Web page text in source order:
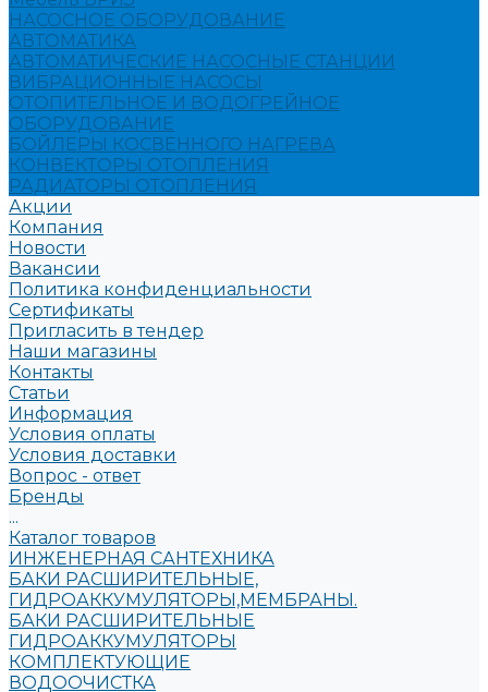
НАСОСНОЕ ОБОРУДОВАНИЕ
АВТОМАТИКА
АВТОМАТИЧЕСКИЕ НАСОСНЫЕ СТАНЦИИ
ВИБРАЦИОННЫЕ НАСОСЫ
ОТОПИТЕЛЬНОЕ И ВОДОГРЕЙНОЕ
ОБОРУДОВАНИЕ
БОЙЛЕРЫ КОСВЕННОГО НАГРЕВА
КОНВЕКТОРЫ ОТОПЛЕНИЯ
РАДИАТОРЫ ОТОПЛЕНИЯ
Акции
Компания
Новости
Вакансии
Политика конфиденциальности
Сертификаты
Пригласить в тендер
Наши магазины
Контакты
Статьи
Информация
Условия оплаты
Условия доставки
Вопрос - ответ
Бренды
...
Каталог товаров
ИНЖЕНЕРНАЯ САНТЕХНИКА
БАКИ РАСШИРИТЕЛЬНЫЕ,
ГИДРОАККУМУЛЯТОРЫ,МЕМБРАНЫ.
БАКИ РАСШИРИТЕЛЬНЫЕ
ГИДРОАККУМУЛЯТОРЫ
КОМПЛЕКТУЮЩИЕ
ВОДООЧИСТКА